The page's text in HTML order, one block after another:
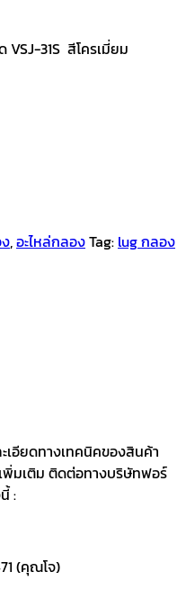
VSJ-31S สีโครเมี่ยม
,อะไหล่กลองTag: lug กลอง
อียดทางเทคนิคของสินค้า
พิ่มเติม ติดต่อทางบริษัทฟอร์
:
(คุณโจ)